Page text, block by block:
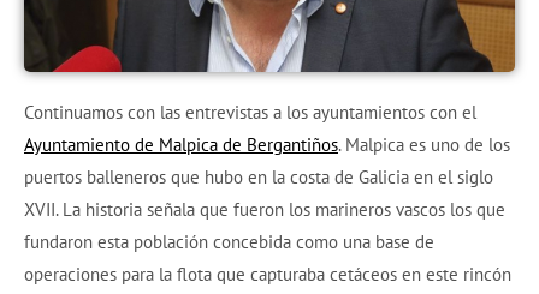
Continuamos con las entrevistas a los ayuntamientos con el
Ayuntamiento de Malpica de Bergantiños. Malpica es uno de los
puertos balleneros que hubo en la costa de Galicia en el siglo
XVII. La historia señala que fueron los marineros vascos los que
fundaron esta población concebida como una base de
operaciones para la flota que capturaba cetáceos en este rincón